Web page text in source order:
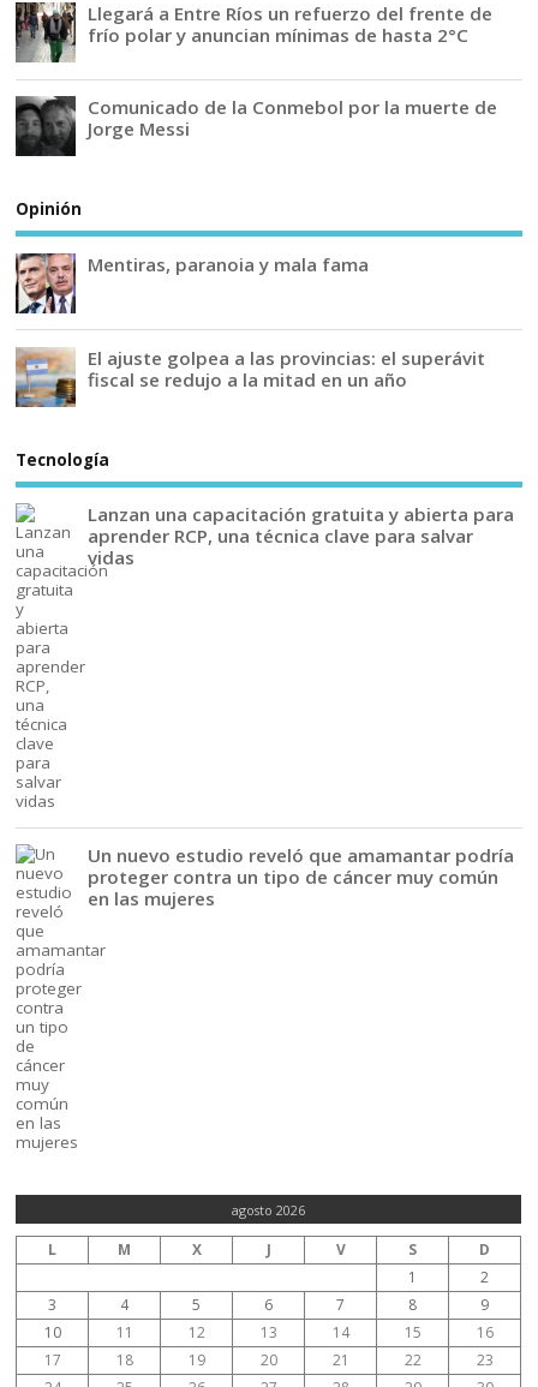
Llegará a Entre Ríos un refuerzo del frente de
frío polar y anuncian mínimas de hasta 2°C
Comunicado de la Conmebol por la muerte de
Jorge Messi
Opinión
Mentiras, paranoia y mala fama
El ajuste golpea a las provincias: el superávit
fiscal se redujo a la mitad en un año
Tecnología
Lanzan una capacitación gratuita y abierta para
aprender RCP, una técnica clave para salvar
vidas
Un nuevo estudio reveló que amamantar podría
proteger contra un tipo de cáncer muy común
en las mujeres
agosto 2026
L M X J V S
D
1
2
3
4 5 6 7 8
9
10
11 12 13 14 15
16
17
18 19 20 21 22
23